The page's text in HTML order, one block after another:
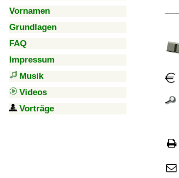
Vornamen
Grundlagen
FAQ
Impressum
Musik
Videos
Vorträge